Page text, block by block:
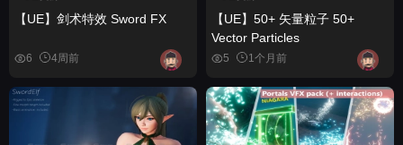
【UE】剑术特效 Sword FX
6 4周前
【UE】50+ 矢量粒子 50+
Vector Particles
5 1个月前